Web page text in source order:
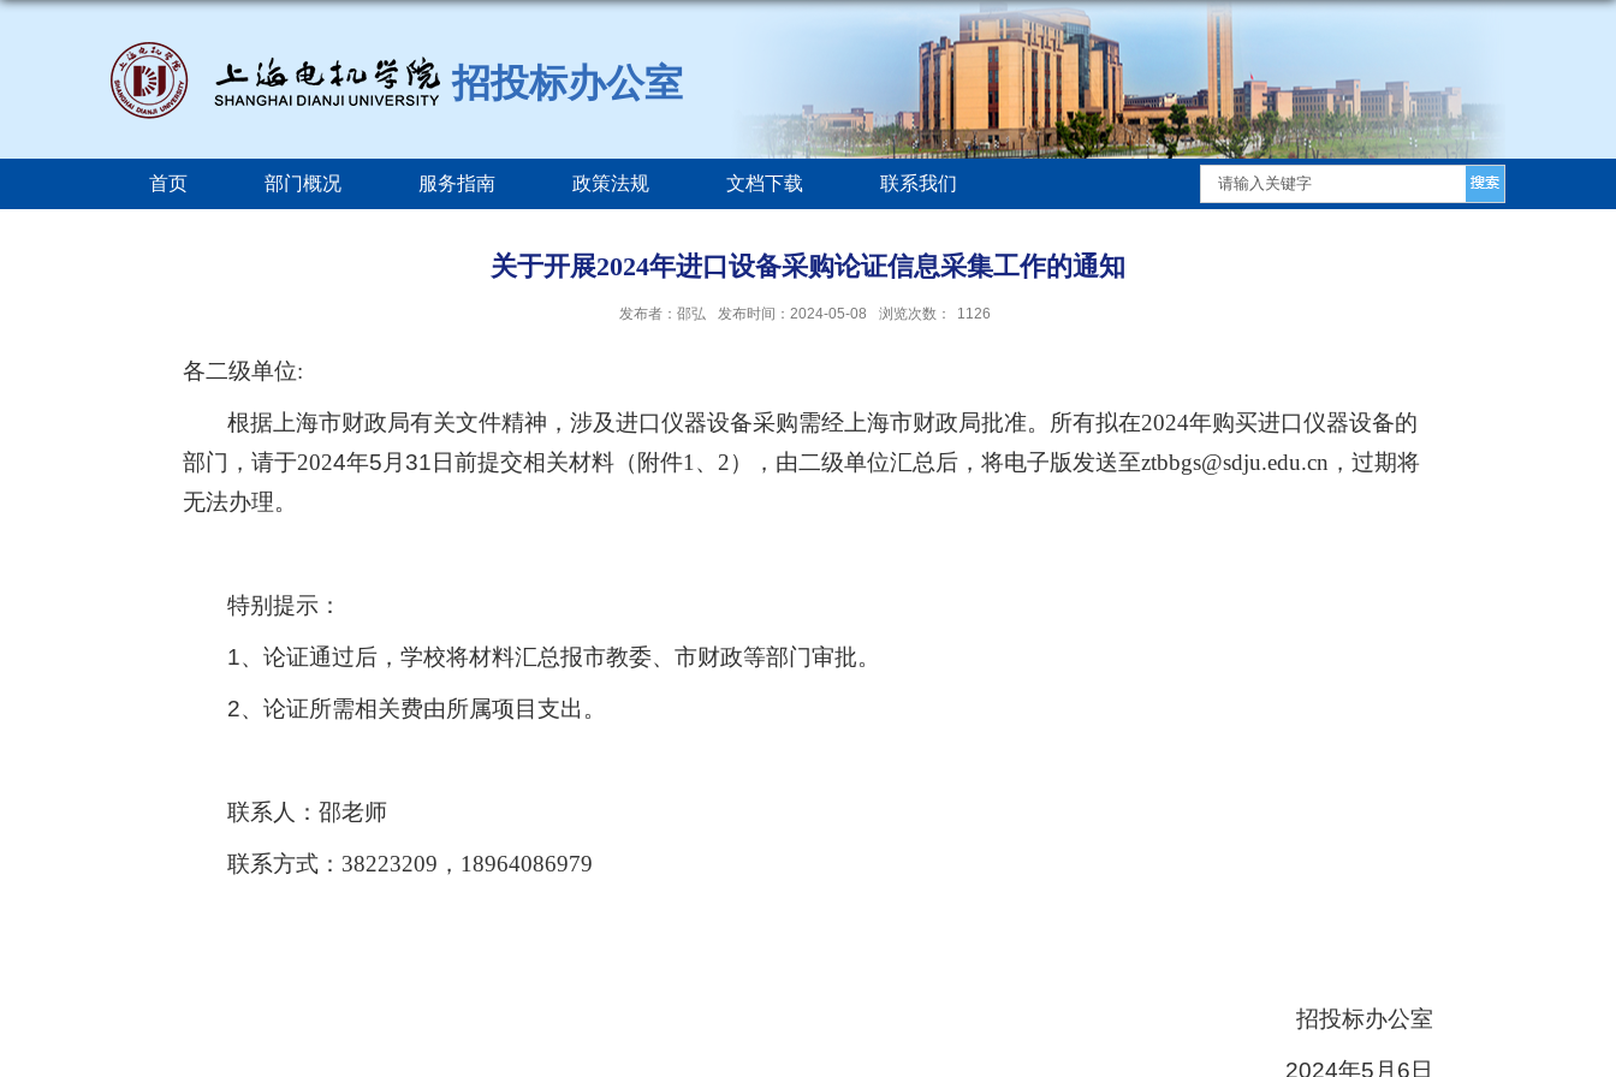
招投标办公室
首页 部门概况 服务指南 政策法规 文档下载 联系我们
关于开展2024年进口设备采购论证信息采集工作的通知
发布者：邵弘 发布时间：2024-05-08 浏览次数： 1126
各二级单位:
根据上海市财政局有关文件精神，涉及进口仪器设备采购需经上海市财政局批准。所有拟在2024年购买进口仪器设备的
部门，请于2024年5 月 31 日前提交相关材料（附件1、2），由二级单位汇总后，将电子版发送至ztbbgs@sdju.edu.cn，过期将
无法办理。
特别提示：
1、论证通过后，学校将材料汇总报市教委、市财政等部门审批。
2、论证所需相关费由所属项目支出。
联系人：邵老师
联系方式： 38223209，18964086979
招投标办公室
2024年5月6日